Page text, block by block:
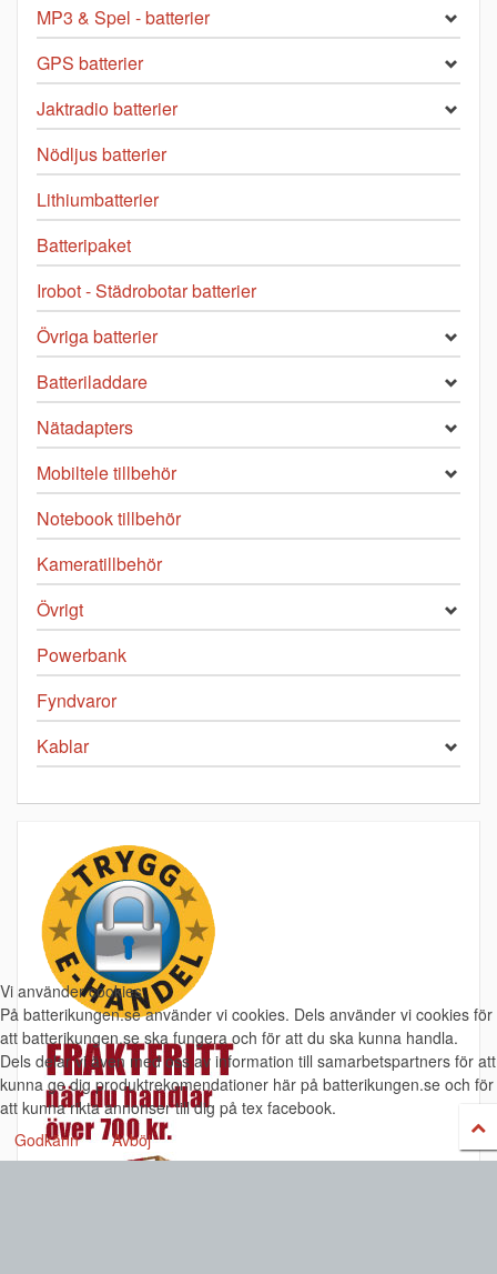
MP3 & Spel - batterier
GPS batterier
Jaktradio batterier
Nödljus batterier
Lithiumbatterier
Batteripaket
Irobot - Städrobotar batterier
Övriga batterier
Batteriladdare
Nätadapters
Mobiltele tillbehör
Notebook tillbehör
Kameratillbehör
Övrigt
Powerbank
Fyndvaror
Kablar
Vi använder cookies
På batterikungen.se använder vi cookies. Dels använder vi cookies för
att batterikungen.se ska fungera och för att du ska kunna handla.
Dels delar vi även med oss av information till samarbetspartners för att
kunna ge dig produktrekomendationer här på batterikungen.se och för
att kunna rikta annonser till dig på tex facebook.
Godkänn
Avböj